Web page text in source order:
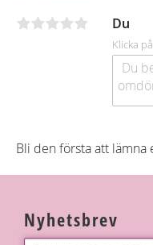
o
k Du
Klicka
Bli den första att lämna
Nyhetsbrev